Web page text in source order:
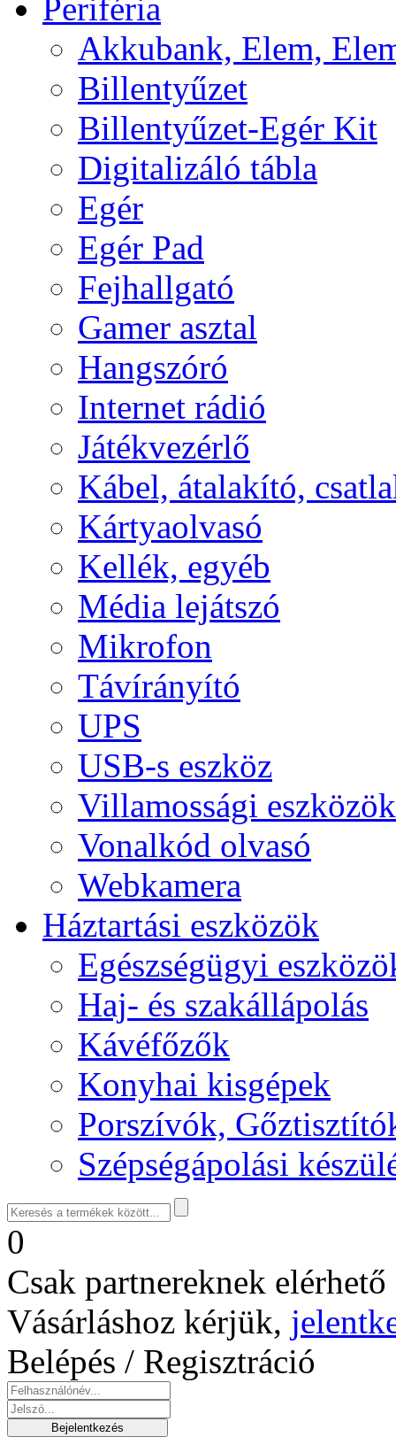
Periféria
Akkubank, Elem,
Billentyűzet
Billentyűzet-Egér Kit
Digitalizáló tábla
Egér
Egér Pad
Fejhallgató
Gamer asztal
Hangszóró
Internet rádió
Játékvezérlő
Kábel, átalakító,
Kártyaolvasó
Kellék, egyéb
Média lejátszó
Mikrofon
Távírányító
UPS
USB-s eszköz
Villamossági eszközök
Vonalkód olvasó
Webkamera
Háztartási eszközök
Egészségügyi
Haj- és szakállápolás
Kávéfőzők
Konyhai kisgépek
Porszívók,
Szépségápolási
0
Csak partnereknek
Vásárláshoz kérjük,
Belépés / Regisztráció